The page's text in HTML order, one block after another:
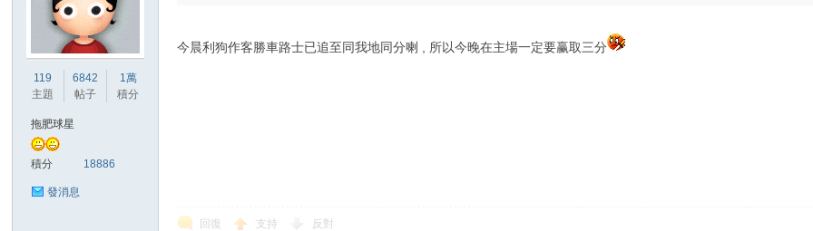
119
主題
6842
帖子
1萬
積分
拖肥球星
積分 18886
發消息
今晨利狗作客勝車路士已追至同我地同分喇 , 所以今晚在主場一定要赢取三分
回復 支持 反對